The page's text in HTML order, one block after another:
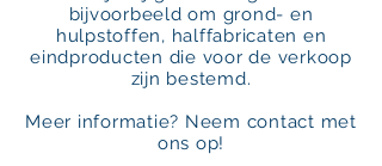
bijvoorbeeld om grond- en
hulpstoffen, halffabricaten en
eindproducten die voor de verkoop
zijn bestemd.
Meer informatie? Neem contact met
ons op!